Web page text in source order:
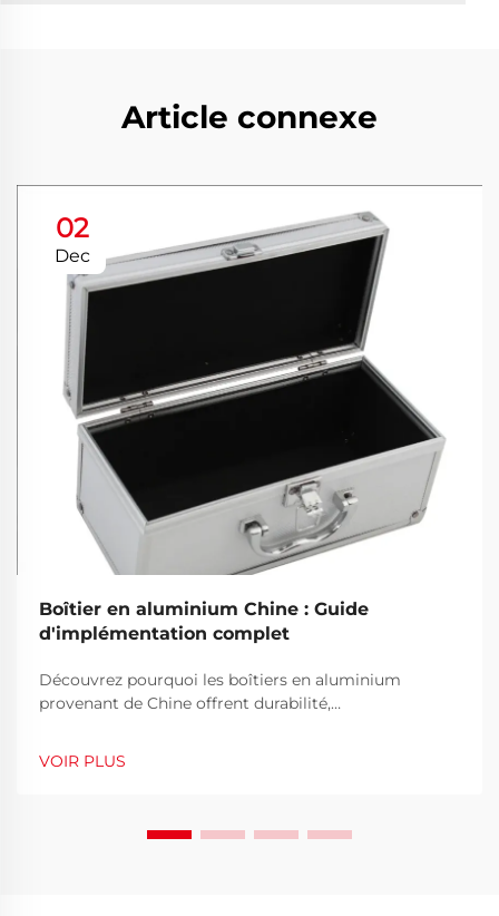
Article connexe
02
Dec
Boîtier en aluminium Chine : Guide
d'implémentation complet
Découvrez pourquoi les boîtiers en aluminium
provenant de Chine offrent durabilité,
VOIR PLUS